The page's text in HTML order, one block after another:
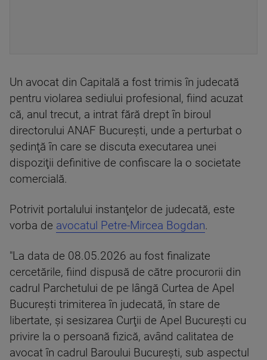
Un avocat din Capitală a fost trimis în judecată
pentru violarea sediului profesional, fiind acuzat
că, anul trecut, a intrat fără drept în biroul
directorului ANAF Bucureşti, unde a perturbat o
şedinţă în care se discuta executarea unei
dispoziţii definitive de confiscare la o societate
comercială.
Potrivit portalului instanţelor de judecată, este
vorba de avocatul Petre-Mircea Bogdan.
"La data de 08.05.2026 au fost finalizate
cercetările, fiind dispusă de către procurorii din
cadrul Parchetului de pe lângă Curtea de Apel
Bucureşti trimiterea în judecată, în stare de
libertate, şi sesizarea Curţii de Apel Bucureşti cu
privire la o persoană fizică, având calitatea de
avocat în cadrul Baroului Bucureşti, sub aspectul